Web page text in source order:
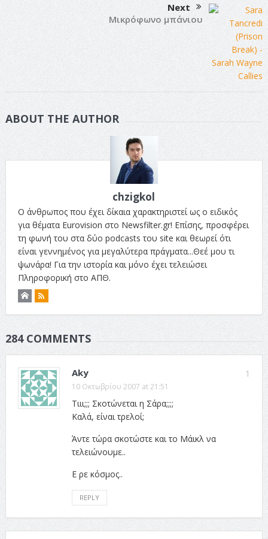
Next
Μικρόφωνο μπάνιου
ABOUT THE AUTHOR
chzigkol
Ο άνθρωπος που έχει δίκαια χαρακτηριστεί ως ο ειδικός
για θέματα Eurovision στο Newsfilter.gr! Επίσης, προσφέρει
τη φωνή του στα δύο podcasts του site και θεωρεί ότι
είναι γεννημένος για μεγαλύτερα πράγματα...Θεέ μου τι
ψωνάρα! Για την ιστορία και μόνο έχει τελειώσει
Πληροφορική στο ΑΠΘ.
284 COMMENTS
1
Aky
10 Οκτωβρίου 2007 at 21:51
Τιιι;;; Σκοτώνεται η Σάρα;;;;
Καλά, είναι τρελοί;
Άντε τώρα σκοτώστε και το Μάικλ να
τελειώνουμε..
Ε ρε κόσμος..
REPLY